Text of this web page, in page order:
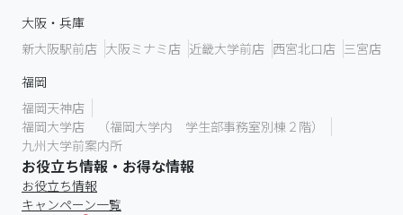
大阪・兵庫
新大阪駅前店 大阪ミナミ店 近畿大学前店 西宮北口店 三宮店
福岡
福岡天神店
福岡大学店 （福岡大学内 学生部事務室別棟２階）
九州大学前案内所
お役立ち情報・お得な情報
お役立ち情報
キャンペーン一覧